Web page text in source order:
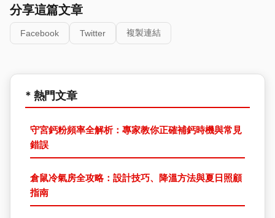
分享這篇文章
Facebook Twitter 複製連結
* 熱門文章
守宮鈣粉頻率全解析：專家教你正確補鈣時機與常見
錯誤
倉鼠冷氣房全攻略：設計技巧、降溫方法與夏日照顧
指南